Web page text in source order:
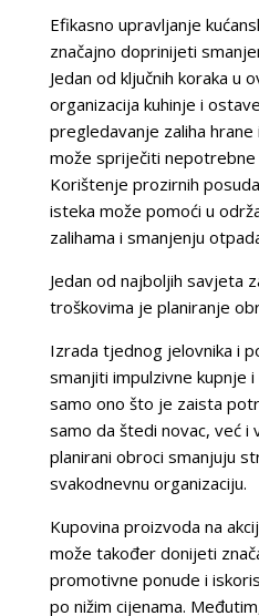
Efikasno upravljanje
značajno doprinijeti
Jedan od ključnih koraka u
organizacija kuhinje i
pregledavanje zaliha
može spriječiti nepotrebne
Korištenje prozirnih
isteka može pomoći u
zalihama i smanjenju
Jedan od najboljih savjeta
troškovima je planiranje
Izrada tjednog jelovnika i
smanjiti impulzivne kupnje
samo ono što je zaista
samo da štedi novac, već i
planirani obroci smanjuju
svakodnevnu organizaciju.
Kupovina proizvoda na
može također donijeti
promotivne ponude i
po nižim cijenama.